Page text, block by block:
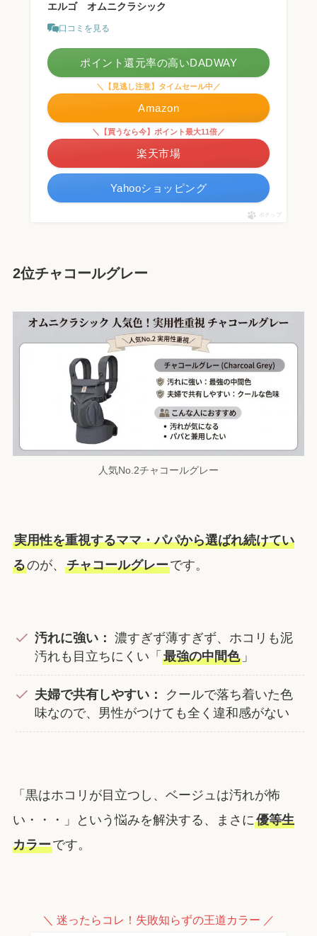
エルゴ オムニクラシック
口コミを見る
＼【見逃し注意】タイムセール中／
Amazon
＼【買うなら今】ポイント最大11倍／
楽天市場
Yahooショッピング
ポイント還元率の高いDADWAY
ポチップ
2位チャコールグレー
人気No.2チャコールグレー
実用性を重視するママ・パパから選ばれ続けてい
るのが、 チャコールグレーです。
汚れに強い： 濃すぎず薄すぎず、ホコリも泥
汚れも目立ちにくい「最強の中間色 」
夫婦で共有しやすい：
クールで落ち着いた色
味なので、男性がつけても全く違和感がない
「黒はホコリが目立つし、ベージュは汚れが怖
い・・・」という悩みを解決する、まさに優等生
カラーです。
＼ 迷ったらコレ！失敗知らずの王道カラー ／